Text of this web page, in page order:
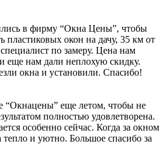
в фирму “Окна Цены”, чтобы
пластиковых окон на дачу, 35 км от
по замеру. Цена нам
еще нам дали неплохую скидку.
окна и установили. Спасибо!
“Окнацены” еще летом, чтобы не
полностью удовлетворена.
особенно сейчас. Когда за окном
и уютно. Большое спасибо за